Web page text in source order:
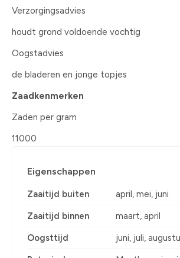
Verzorgingsadvies
houdt grond voldoende vochtig
Oogstadvies
de bladeren en jonge topjes
Zaadkenmerken
Zaden per gram
11000
Eigenschappen
Zaaitijd buiten april, mei, juni
Zaaitijd binnen maart, april
Oogsttijd juni, juli,